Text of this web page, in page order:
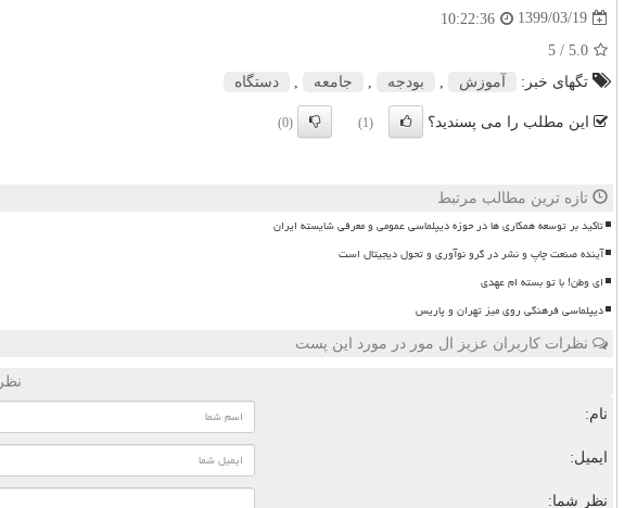
1399/03/19
10:22:36
5.0
/ 5
تگهای خبر:
آموزش , بودجه , جامعه , دستگاه
این مطلب را می پسندید؟ (1)
(0)
تازه ترین مطالب مرتبط
تاکید بر توسعه همکاری ها در حوزه دیپلماسی عمومی و معرفی شایسته ایران
آینده صنعت چاپ و نشر در گرو نوآوری و تحول دیجیتال است
ای وطن! با تو بسته ام عهدی
دیپلماسی فرهنگی روی میز تهران و پاریس
نظرات کاربران عزیز ال مور در مورد این پست
نام:
ایمیل:
نظر شما: